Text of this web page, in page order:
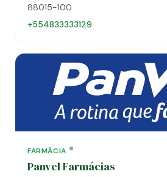
88015-100
+554833333129
FARMÁCIA
Panvel Farmácias